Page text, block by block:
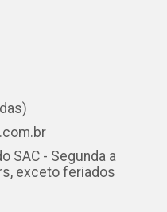
SAC - Segunda a
exceto feriados